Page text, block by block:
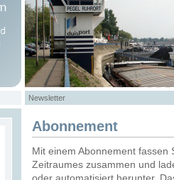
Newsletter
Abonnement
Mit einem Abonnement
Zeitraumes zusammen und